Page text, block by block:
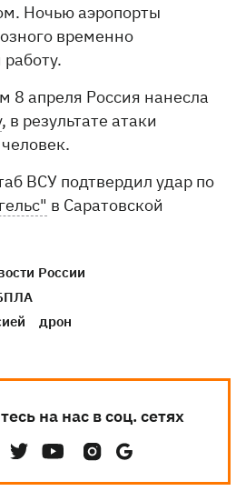
Ночью аэропорты
временно
8 апреля Россия нанесла
, в результате атаки
ВСУ подтвердил удар по
в Саратовской
России
дрон
на нас в соц. сетях